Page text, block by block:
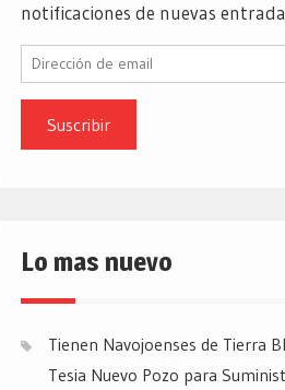
notificaciones de nuevas
Dirección
email
Lo mas nuevo
Tienen Navojoenses de Tierra
Tesia Nuevo Pozo para